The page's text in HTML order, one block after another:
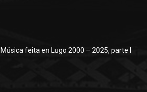
Música feita en Lugo 2000 – 2025, parte I